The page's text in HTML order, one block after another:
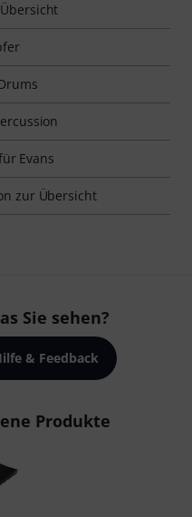
Evans
zur Übersicht
Sie sehen?
& Feedback
Produkte